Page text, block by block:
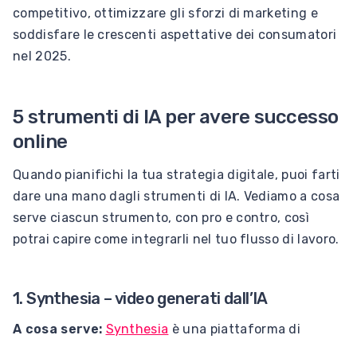
competitivo, ottimizzare gli sforzi di marketing e
soddisfare le crescenti aspettative dei consumatori
nel 2025.
5 strumenti di IA per avere successo
online
Quando pianifichi la tua strategia digitale, puoi farti
dare una mano dagli strumenti di IA. Vediamo a cosa
serve ciascun strumento, con pro e contro, così
potrai capire come integrarli nel tuo flusso di lavoro.
1. Synthesia – video generati dall’IA
A cosa serve: Synthesia è una piattaforma di